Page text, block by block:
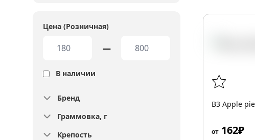
Цена (Розничная)
—
В наличии
Бренд
Граммовка, г
Крепость
B3 Apple
от 162₽